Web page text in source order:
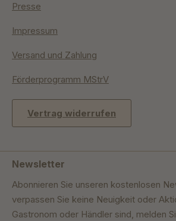
Presse
Impressum
Versand und Zahlung
Förderprogramm MStrV
Vertrag widerrufen
Newsletter
Abonnieren Sie unseren kostenlosen
verpassen Sie keine Neuigkeit oder
Gastronom oder Händler sind, melden